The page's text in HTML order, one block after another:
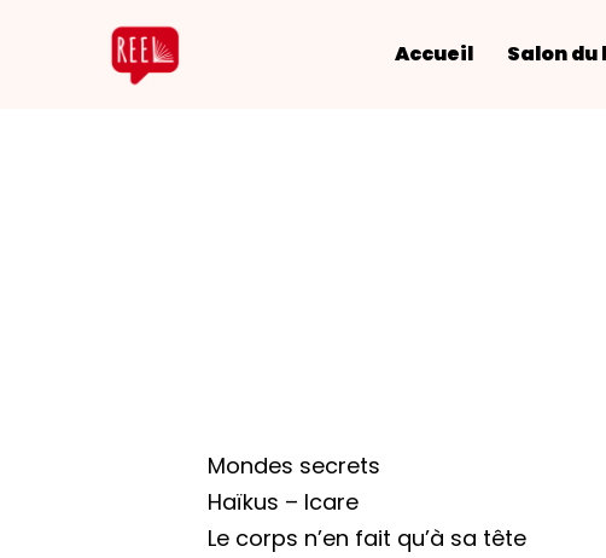
Accueil Salon du
Mondes secrets
Haïkus – Icare
Le corps n’en fait qu’à sa tête